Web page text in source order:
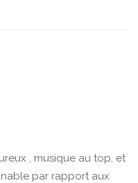
, musique au top, et
par rapport aux